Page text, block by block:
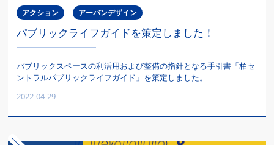
アクション アーバンデザイン
パブリックライフガイドを策定しました！
パブリックスペースの利活用および整備の指針となる手引書「柏セ
ントラルパブリックライフガイド」を策定しました。‍
2022-04-29